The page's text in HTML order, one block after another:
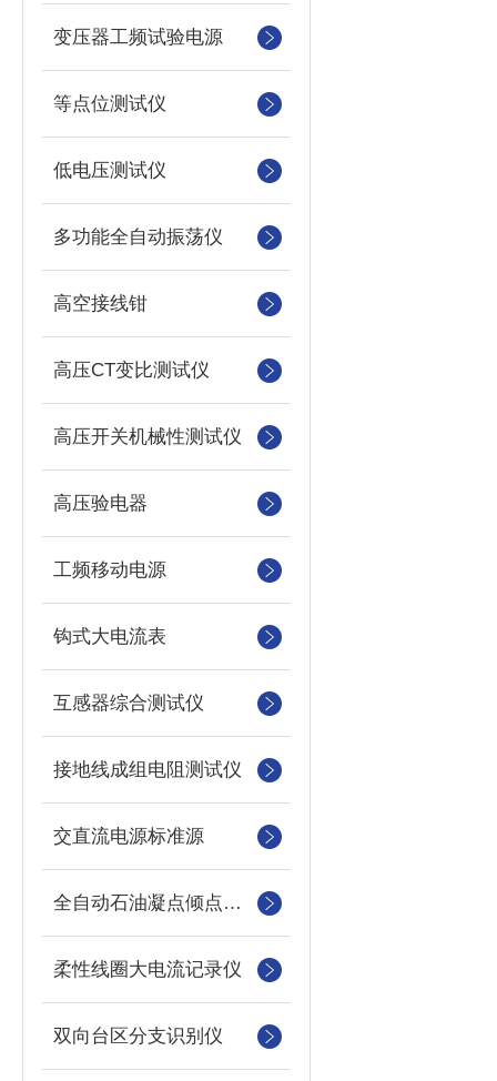
变压器工频试验电源
等点位测试仪
低电压测试仪
多功能全自动振荡仪
高空接线钳
高压CT变比测试仪
高压开关机械性测试仪
高压验电器
工频移动电源
钩式大电流表
互感器综合测试仪
接地线成组电阻测试仪
交直流电源标准源
全自动石油凝点倾点测定仪
柔性线圈大电流记录仪
双向台区分支识别仪